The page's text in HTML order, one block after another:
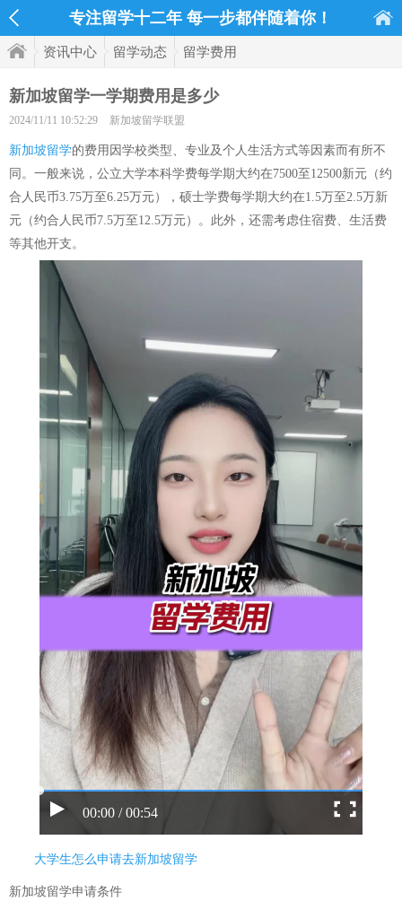
专注留学十二年 每一步都伴随着你！
资讯中心 留学动态 留学费用
新加坡留学一学期费用是多少
2024/11/11 10:52:29 新加坡留学联盟
新加坡留学的费用因学校类型、专业及个人生活方式等因素而有所不
同。一般来说，公立大学本科学费每学期大约在7500至12500新元（约
合人民币3.75万至6.25万元），硕士学费每学期大约在1.5万至2.5万新
元（约合人民币7.5万至12.5万元）。此外，还需考虑住宿费、生活费
等其他开支。
00:00 / 00:54
大学生怎么申请去新加坡留学
新加坡留学申请条件